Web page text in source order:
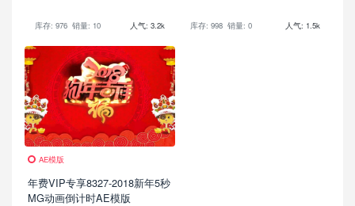
库存: 976 销量: 10 人气: 3.2k 库存: 998 销量: 0 人气: 1.5k
AE模版
年费VIP专享8327-2018新年5秒
MG动画倒计时AE模版